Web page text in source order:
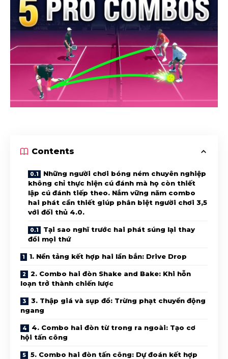
Contents
Những người chơi bóng ném chuyên nghiệp
không chỉ thực hiện cú đánh mà họ còn thiết
lập cú đánh tiếp theo. Nắm vững năm combo
hai phát cần thiết giúp phân biệt người chơi 3,5
với đối thủ 4.0.
Tại sao nghĩ trước hai phát súng lại thay
đổi mọi thứ
1. Nền tảng kết hợp hai lần bắn: Drive Drop
2. Combo hai đòn Shake and Bake: Khi hỗn
loạn trở thành chiến lược
3. Thập giá và sụp đổ: Trừng phạt chuyển động
ngang
4. Combo hai đòn từ trong ra ngoài: Tạo cơ
hội tấn công
5. Combo hai đòn tấn công: Dự đoán kết hợp